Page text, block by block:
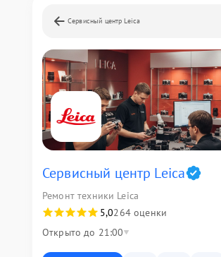
Сервисный центр Leica
Сервисный центр Leica
Ремонт техники Leica
5,0264 оценки
Открыто до 21:00